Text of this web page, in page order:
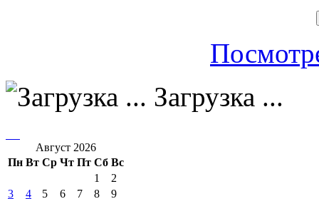
Загрузка ...
Август 2026
Пн Вт Ср Чт Пт Сб Вс
1
2
3
4 5 6 7 8
9